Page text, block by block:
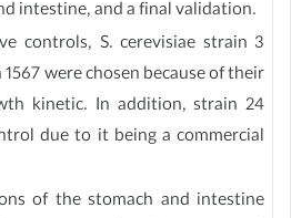
intestine, and a final validation.
controls, S. cerevisiae strain 3
were chosen because of their
kinetic. In addition, strain 24
due to it being a commercial
of the stomach and intestine